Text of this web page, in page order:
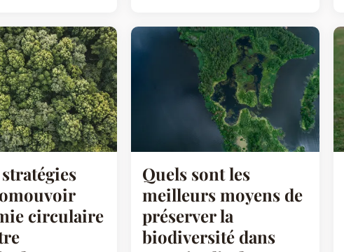
circulaire
Quels sont les
meilleurs moyens de
préserver la
biodiversité dans